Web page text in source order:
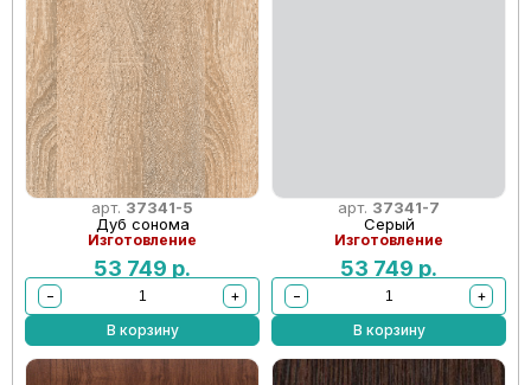
арт. 37341-5
Дуб сонома
Изготовление
53 749 р.
−
+
В корзину
арт. 37341-7
Серый
Изготовление
53 749 р.
−
+
В корзину